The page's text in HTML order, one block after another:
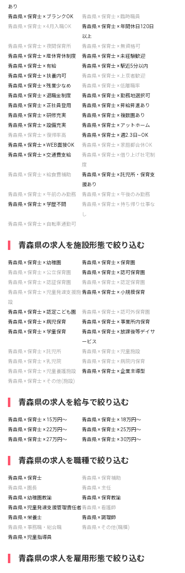
あり
青森県 × 保育士 × ブランクOK
青森県 × 保育士 × 臨時職員
青森県 × 保育士 × 4月入職OK
青森県 × 保育士 × 年間休日120日
以上
青森県 × 保育士 × 夜間保育所
青森県 × 保育士 × 無資格可
青森県 × 保育士 × 産休育休制度
青森県 × 保育士 × 未経験歓迎
青森県 × 保育士 × 有給
青森県 × 保育士 × 駅近5分以内
青森県 × 保育士 × 扶養内可
青森県 × 保育士 × 上京者歓迎
青森県 × 保育士 × 残業少なめ
青森県 × 保育士 × 低離職率
青森県 × 保育士 × 退職金制度
青森県 × 保育士 × 勤務地選択可
青森県 × 保育士 × 正社員登用
青森県 × 保育士 × 昇給昇進あり
青森県 × 保育士 × 研修充実
青森県 × 保育士 × 複数園あり
青森県 × 保育士 × 設備充実
青森県 × 保育士 × アットホーム
青森県 × 保育士 × 復帰率高
青森県 × 保育士 × 週2.3日~OK
青森県 × 保育士 × WEB面接OK
青森県 × 保育士 × 家庭都合休OK
青森県 × 保育士 × 交通費支給
青森県 × 保育士 × 借り上げ社宅制
度
青森県 × 保育士 × 給食費補助
青森県 × 保育士 × 託児所・保育支
援あり
青森県 × 保育士 × 午前のみ勤務
青森県 × 保育士 × 午後のみ勤務
青森県 × 保育士 × 学歴不問
青森県 × 保育士 × 持ち帰り仕事な
し
青森県 × 保育士 × 自転車通勤可
青森県の求人を施設形態で絞り込む
青森県 × 保育士 × 幼稚園
青森県 × 保育士 × 保育園
青森県 × 保育士 × 公立保育園
青森県 × 保育士 × 認可保育園
青森県 × 保育士 × 認証保育園
青森県 × 保育士 × 認定保育園
青森県 × 保育士 × 児童発達支援施
設
青森県 × 保育士 × 小規模保育
青森県 × 保育士 × 認定こども園
青森県 × 保育士 × 認可外保育園
青森県 × 保育士 × 病児保育
青森県 × 保育士 × 事業所内保育
青森県 × 保育士 × 学童保育
青森県 × 保育士 × 放課後等デイサ
ービス
青森県 × 保育士 × 託児所
青森県 × 保育士 × 児童施設
青森県 × 保育士 × 乳児院
青森県 × 保育士 × 病院内保育
青森県 × 保育士 × 児童養護施設
青森県 × 保育士 × 企業主導型
青森県 × 保育士 × その他(施設)
青森県の求人を給与で絞り込む
青森県 × 保育士 × 15万円〜
青森県 × 保育士 × 18万円〜
青森県 × 保育士 × 22万円〜
青森県 × 保育士 × 25万円〜
青森県 × 保育士 × 27万円〜
青森県 × 保育士 × 30万円〜
青森県の求人を職種で絞り込む
青森県 × 保育士
青森県 × 保育補助
青森県 × 園長
青森県 × 主任
青森県 × 幼稚園教諭
青森県 × 保育教諭
青森県 × 児童発達支援管理責任者青森県 × 看護師
青森県 × 栄養士
青森県 × 調理師
青森県 × 事務職・総合職
青森県 × その他(職種)
青森県 × 児童指導員
青森県の求人を雇用形態で絞り込む